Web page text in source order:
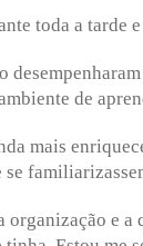
toda a tarde
de
mais
organização e